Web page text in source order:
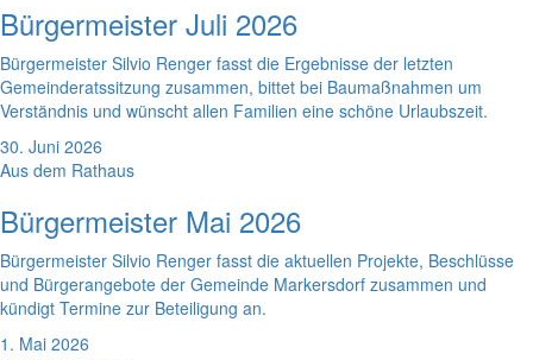
Bürgermeister Juli 2026
Bürgermeister Silvio Renger fasst die Ergebnisse der letzten
Gemeinderatssitzung zusammen, bittet bei Baumaßnahmen um
Verständnis und wünscht allen Familien eine schöne Urlaubszeit.
30. Juni 2026
Aus dem Rathaus
Bürgermeister Mai 2026
Bürgermeister Silvio Renger fasst die aktuellen Projekte, Beschlüsse
und Bürgerangebote der Gemeinde Markersdorf zusammen und
kündigt Termine zur Beteiligung an.
1. Mai 2026